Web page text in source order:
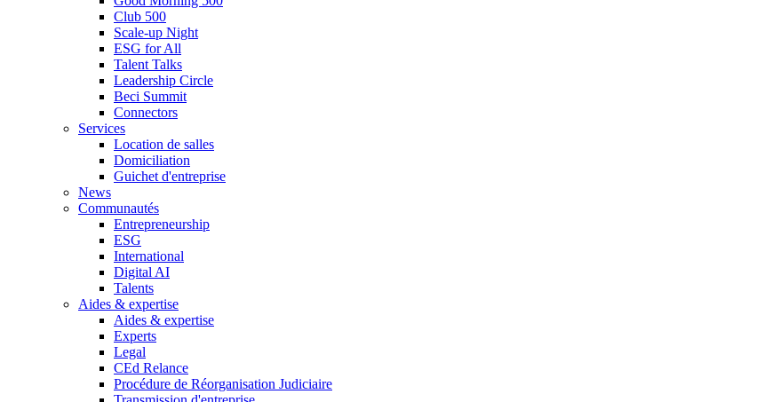
Club 500
Scale-up Night
ESG for All
Talent Talks
Leadership Circle
Beci Summit
Connectors
Services
Location de salles
Domiciliation
Guichet d'entreprise
News
Communautés
Entrepreneurship
ESG
International
Digital AI
Talents
Aides & expertise
Aides & expertise
Experts
Legal
CEd Relance
Procédure de Réorganisation Judiciaire